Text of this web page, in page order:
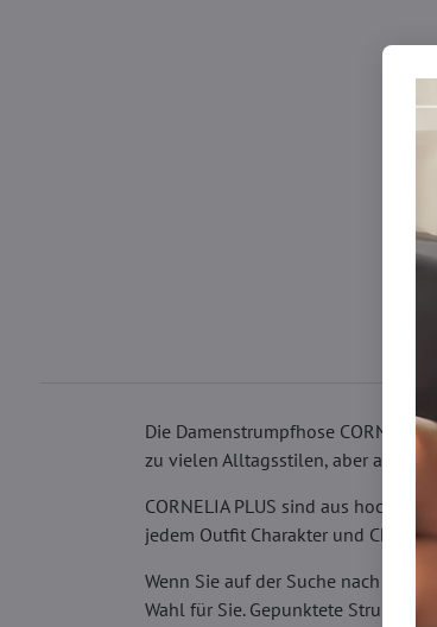
Die Damenstrumpfhose
zu vielen Alltagsstilen, aber auch
CORNELIA PLUS sind aus
jedem Outfit Charakter und
Wenn Sie auf der Suche nach
Wahl für Sie. Gepunktete